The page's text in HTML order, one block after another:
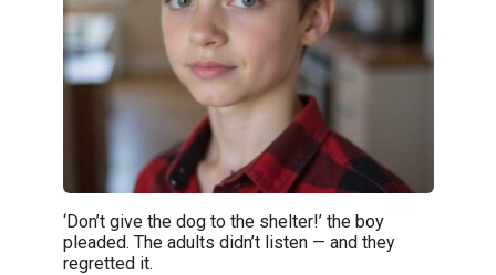
‘Don’t give the dog to the shelter!’ the boy
pleaded. The adults didn’t listen — and they
regretted it.